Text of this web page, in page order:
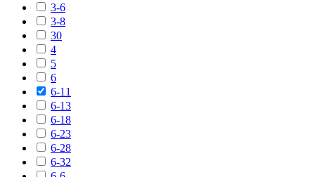
3-6
3-8
30
4
5
6
6-11
6-13
6-18
6-23
6-28
6-32